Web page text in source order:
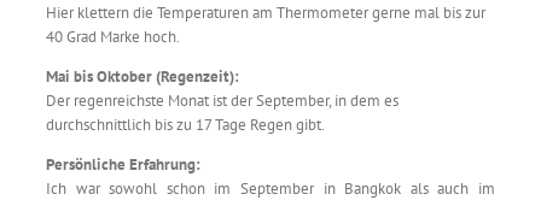
Hier klettern die Temperaturen am Thermometer gerne mal bis zur
40 Grad Marke hoch.
Mai bis Oktober (Regenzeit):
Der regenreichste Monat ist der September, in dem es
durchschnittlich bis zu 17 Tage Regen gibt.
Persönliche Erfahrung:
Ich war sowohl schon im September in Bangkok als auch im